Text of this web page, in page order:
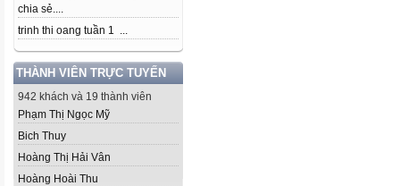
chia sẻ....
trinh thi oang tuần 1 ...
THÀNH VIÊN TRỰC TUYẾN
942 khách và 19 thành viên
Phạm Thị Ngọc Mỹ
Bich Thuy
Hoàng Thị Hải Vân
Hoàng Hoài Thu